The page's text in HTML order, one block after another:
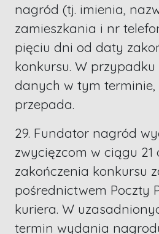
nagród (tj. imienia,
zamieszkania i nr
pięciu dni od daty
konkursu. W
danych w tym
przepada.
29. Fundator nagród
zwycięzcom w ciągu
zakończenia konkursu
pośrednictwem Poczty
kuriera. W
termin wydania